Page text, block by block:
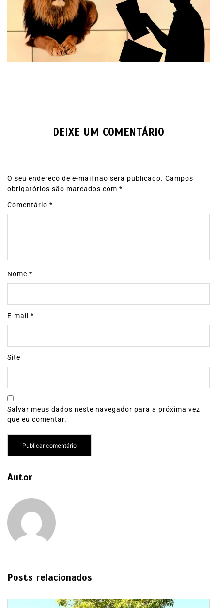
DEIXE UM COMENTÁRIO
O seu endereço de e-mail não será publicado. Campos
obrigatórios são marcados com *
Comentário *
Nome *
E-mail *
Site
Salvar meus dados neste navegador para a próxima vez
que eu comentar.
Autor
Posts relacionados